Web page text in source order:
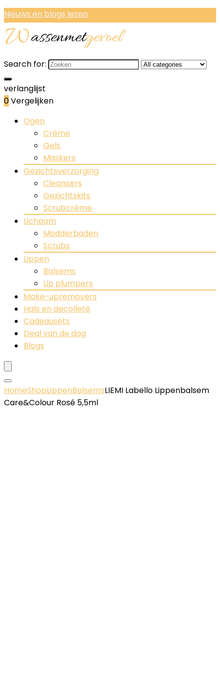
Nieuws en blogs lezen
Search for:
verlanglijst
0Vergelijken
Ogen
Crème
Gels
Maskers
Gezichtsverzorging
Cleansers
Gezichtskits
Scrubcrème
Lichaam
Modderbaden
Scrubs
Lippen
Balsems
Lip plumpers
Make-upremovers
Hals en decolleté
Cadeausets
Deal van de dag
Blogs
HomeShopLippenBalsemsLIEMI Labello Lippenbalsem
Care&Colour Rosé 5,5ml